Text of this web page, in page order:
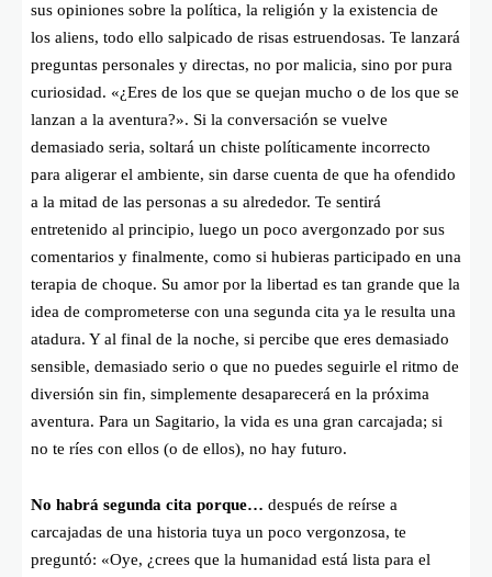
sus opiniones sobre la política, la religión y la existencia de
los aliens, todo ello salpicado de risas estruendosas. Te lanzará
preguntas personales y directas, no por malicia, sino por pura
curiosidad. «¿Eres de los que se quejan mucho o de los que se
lanzan a la aventura?». Si la conversación se vuelve
demasiado seria, soltará un chiste políticamente incorrecto
para aligerar el ambiente, sin darse cuenta de que ha ofendido
a la mitad de las personas a su alrededor. Te sentirá
entretenido al principio, luego un poco avergonzado por sus
comentarios y finalmente, como si hubieras participado en una
terapia de choque. Su amor por la libertad es tan grande que la
idea de comprometerse con una segunda cita ya le resulta una
atadura. Y al final de la noche, si percibe que eres demasiado
sensible, demasiado serio o que no puedes seguirle el ritmo de
diversión sin fin, simplemente desaparecerá en la próxima
aventura. Para un Sagitario, la vida es una gran carcajada; si
no te ríes con ellos (o de ellos), no hay futuro.
No habrá segunda cita porque… después de reírse a
carcajadas de una historia tuya un poco vergonzosa, te
preguntó: «Oye, ¿crees que la humanidad está lista para el